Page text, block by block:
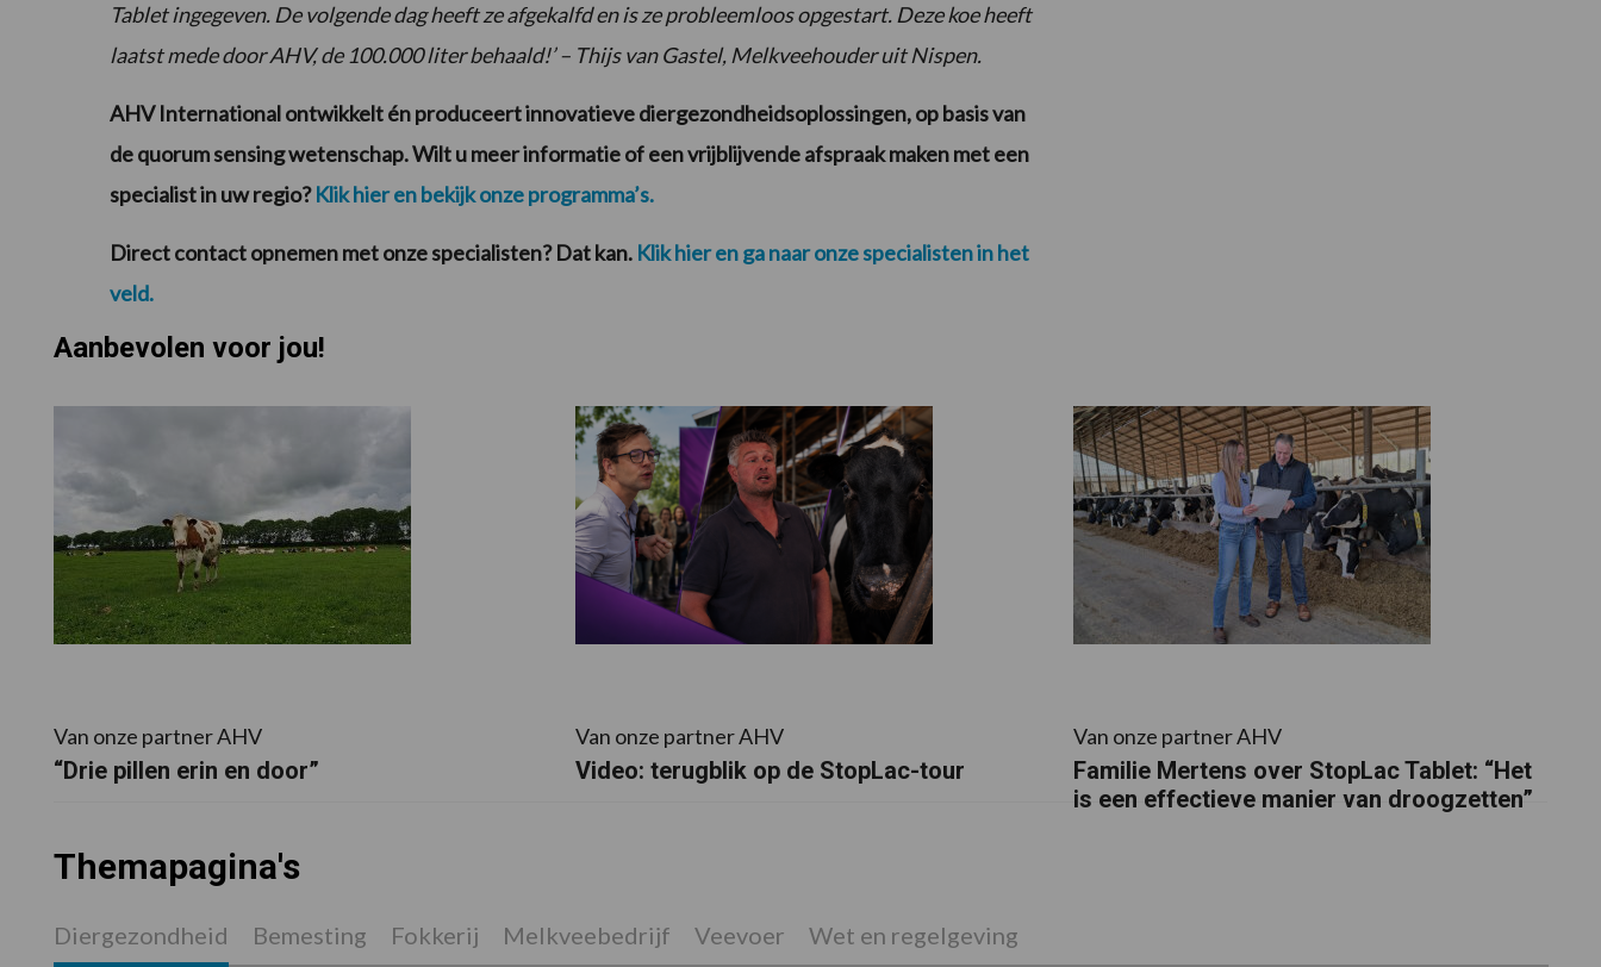
Tablet ingegeven. De volgende dag heeft ze afgekalfd en is ze probleemloos opgestart. Deze koe heeft
laatst mede door AHV, de 100.000 liter behaald!’ – Thijs van Gastel, Melkveehouder uit Nispen.
AHV International ontwikkelt én produceert innovatieve diergezondheidsoplossingen, op basis van
de quorum sensing wetenschap. Wilt u meer informatie of een vrijblijvende afspraak maken met een
specialist in uw regio?Klik hier en bekijk onze programma’s.
Direct contact opnemen met onze specialisten? Dat kan. Klik hier en ga naar onze specialisten in het
veld.
Aanbevolen voor jou!
Van onze partner AHV
“Drie pillen erin en door”
Van onze partner AHV
Video: terugblik op de StopLac-tour
Van onze partner AHV
Familie Mertens over StopLac Tablet: “Het
is een effectieve manier van droogzetten”
Themapagina's
Diergezondheid Bemesting Fokkerij Melkveebedrijf Veevoer Wet en regelgeving